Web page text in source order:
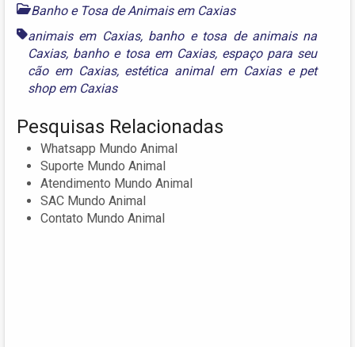
Banho e Tosa de Animais em Caxias
animais em Caxias, banho e tosa de animais na
Caxias, banho e tosa em Caxias, espaço para seu
cão em Caxias, estética animal em Caxiase pet
shop em Caxias
Pesquisas Relacionadas
Whatsapp Mundo Animal
Suporte Mundo Animal
Atendimento Mundo Animal
SAC Mundo Animal
Contato Mundo Animal